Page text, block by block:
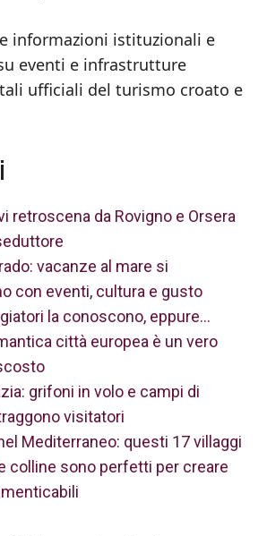
informazioni istituzionali e
eventi e infrastrutture
ufficiali del turismo croato e
retroscena da Rovigno e Orsera
vacanze al mare si
con eventi, cultura e gusto
la conoscono, eppure…
città europea è un vero
grifoni in volo e campi di
visitatori
Mediterraneo: questi 17 villaggi
colline sono perfetti per creare